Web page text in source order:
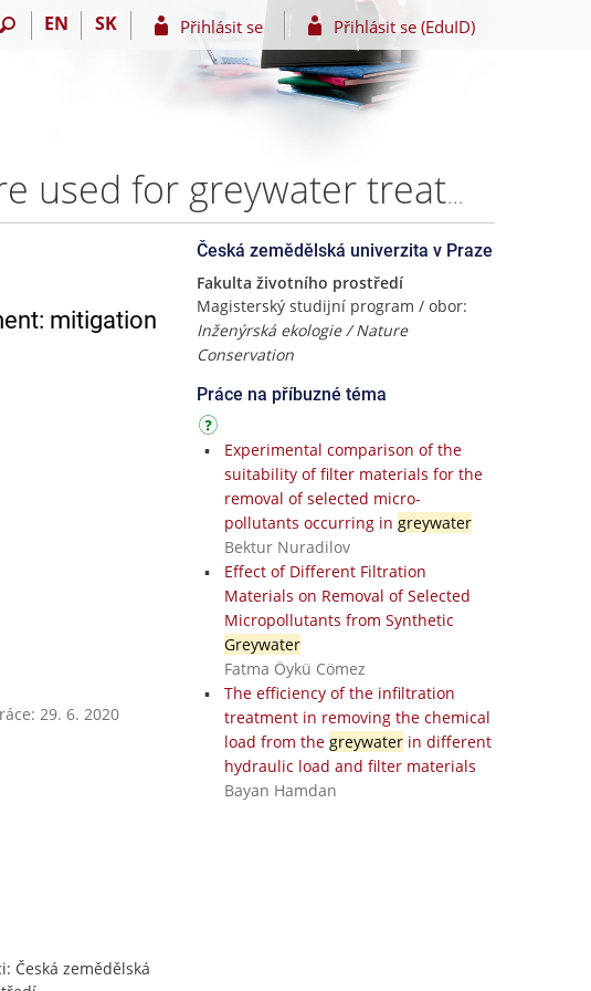
EN SK Přihlásit se Přihlásit se (EduID)
The application of biochar in green infrastructure used for greywater treatment: mitigation of organic micropollutants – Anna Šabršulová
mitigation
29. 6. 2020
Česká zemědělská
Česká zemědělská univerzita v Praze
Fakulta životního prostředí
Magisterský studijní program / obor:
Inženýrská ekologie / Nature
Conservation
Práce na příbuzné téma
Experimental comparison of the
suitability of filter materials for the
removal of selected micro-
pollutants occurring in greywater
Bektur Nuradilov
Effect of Different Filtration
Materials on Removal of Selected
Micropollutants from Synthetic
Greywater
Fatma Öykü Cömez
The efficiency of the infiltration
treatment in removing the chemical
load from the greywaterin different
hydraulic load and filter materials
Bayan Hamdan